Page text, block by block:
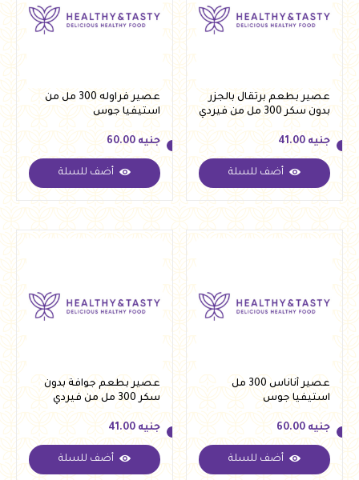
عصير بطعم برتقال بالجزر
بدون سكر 300 مل من فيردي
جنيه
جنيه 41.00
أضف للسلة
عصير فراوله 300 مل من
استيفيا جوس
جنيه
جنيه 60.00
أضف للسلة
عصير أناناس 300 مل
استيفيا جوس
جنيه
جنيه 60.00
أضف للسلة
عصير بطعم جوافة بدون
سكر 300 مل من فيردي
جنيه
جنيه 41.00
أضف للسلة